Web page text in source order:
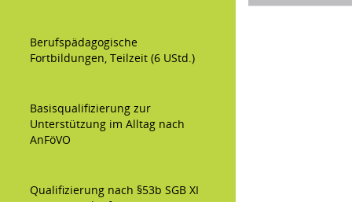
Berufspädagogische
Fortbildungen, Teilzeit (6 UStd.)
Basisqualifizierung zur
Unterstützung im Alltag nach
AnFöVO
Qualifizierung nach §53b SGB XI